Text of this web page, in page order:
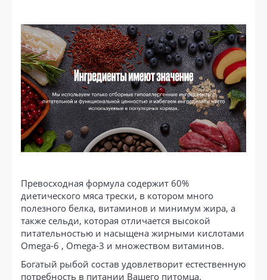
Превосходная формула содержит 60%
диетического мяса трески, в котором много
полезного белка, витаминов и минимум жира, а
также сельди, которая отличается высокой
питательностью и насыщена жирными кислотами
Omega-6 , Omega-3 и множеством витаминов.
Богатый рыбой состав удовлетворит естественную
потребность в питании Вашего питомца.